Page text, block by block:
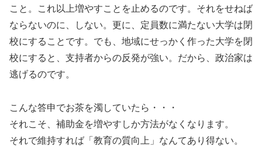
こと。これ以上増やすことを止めるのです。それをせねば
ならないのに、しない。更に、定員数に満たない大学は閉
校にすることです。でも、地域にせっかく作った大学を閉
校にすると、支持者からの反発が強い。だから、政治家は
逃げるのです。
こんな答申でお茶を濁していたら・・・
それこそ、補助金を増やすしか方法がなくなります。
それで維持すれば「教育の質向上」なんてあり得ない。